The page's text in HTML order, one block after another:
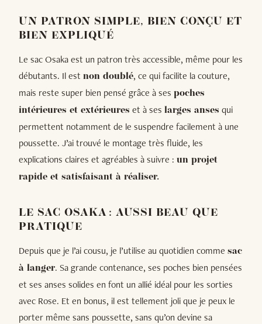
UN PATRON SIMPLE, BIEN CONÇU ET
BIEN EXPLIQUÉ
Le sac Osaka est un patron très accessible, même pour les
débutants. Il est non doublé, ce qui facilite la couture,
mais reste super bien pensé grâce à ses poches
intérieures et extérieures et à ses larges anses qui
permettent notamment de le suspendre facilement à une
poussette. J’ai trouvé le montage très fluide, les
explications claires et agréables à suivre : un projet
rapide et satisfaisant à réaliser.
LE SAC OSAKA : AUSSI BEAU QUE
PRATIQUE
Depuis que je l’ai cousu, je l’utilise au quotidien comme sac
à langer. Sa grande contenance, ses poches bien pensées
et ses anses solides en font un allié idéal pour les sorties
avec Rose. Et en bonus, il est tellement joli que je peux le
porter même sans poussette, sans qu’on devine sa